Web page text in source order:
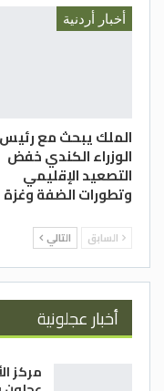
أخبار أردنية
الملك يبحث مع رئيس
الوزراء الكندي خفض
التصعيد الإقليمي
وتطورات الضفة وغزة
السابق التالي
أخبار عجلونية
مركز